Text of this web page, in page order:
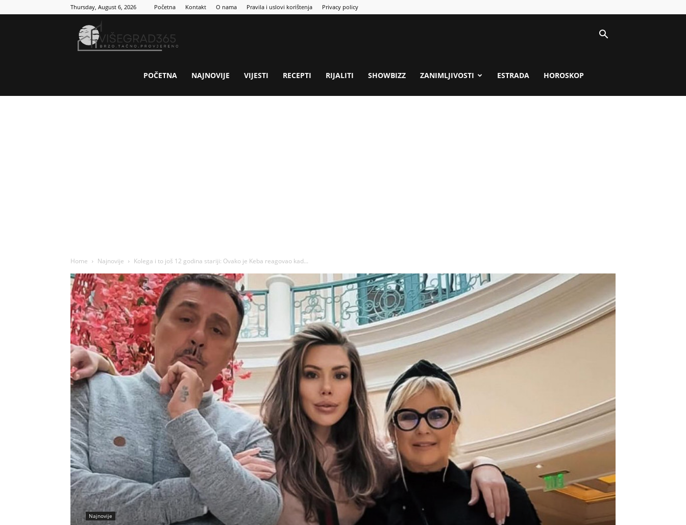
Thursday, August 6, 2026 Početna Kontakt O nama Pravila i uslovi korištenja Privacy policy
365
POČETNA NAJNOVIJE VIJESTI RECEPTI RIJALITI SHOWBIZZ ZANIMLJIVOSTI ESTRADA HOROSKOP
Home Najnovije Kolega i to još 12 godina stariji: Ovako je Keba reagovao kad...
Najnovije